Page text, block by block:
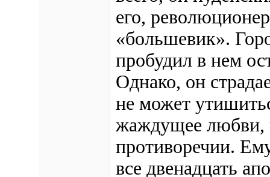
его,
«большевик».
пробудил в нем
Однако, он
не может
жаждущее любви,
противоречии.
все двенадцать